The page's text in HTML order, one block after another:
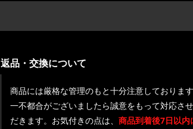
返品・交換について
商品には厳格な管理のもと十分注意しておりま
一不都合がございましたら誠意をもって対応さ
だきます。お気付きの点は、 商品到着後7日以内